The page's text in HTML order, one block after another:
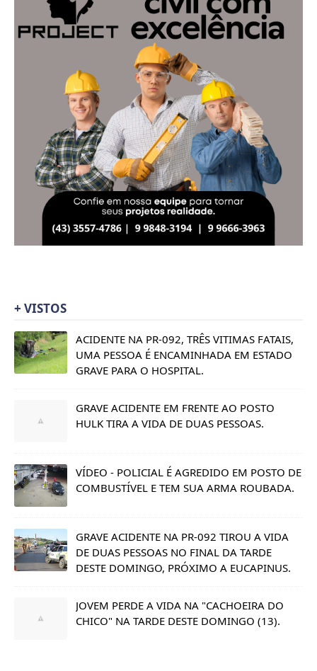
+ VISTOS
ACIDENTE NA PR-092, TRÊS VITIMAS FATAIS,
UMA PESSOA É ENCAMINHADA EM ESTADO
GRAVE PARA O HOSPITAL.
GRAVE ACIDENTE EM FRENTE AO POSTO
HULK TIRA A VIDA DE DUAS PESSOAS.
VÍDEO - POLICIAL É AGREDIDO EM POSTO DE
COMBUSTÍVEL E TEM SUA ARMA ROUBADA.
GRAVE ACIDENTE NA PR-092 TIROU A VIDA
DE DUAS PESSOAS NO FINAL DA TARDE
DESTE DOMINGO, PRÓXIMO A EUCAPINUS.
JOVEM PERDE A VIDA NA "CACHOEIRA DO
CHICO" NA TARDE DESTE DOMINGO (13).